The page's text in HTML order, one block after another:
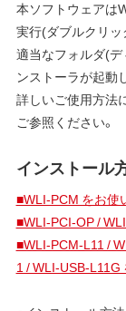
本ソフトウェアは
実行(ダブルクリッ
適当なフォルダ(デ
ンストーラが起動
詳しいご使用方法
ご参照ください。
インストール
■WLI-PCM をお使
■WLI-PCI-OP /
■WLI-PCM-L11 /
1 / WLI-USB-